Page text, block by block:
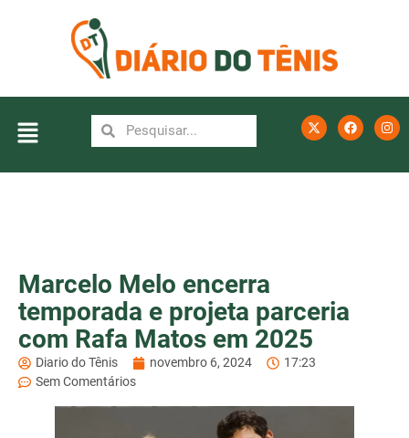
Marcelo Melo encerra
temporada e projeta parceria
com Rafa Matos em 2025
Diario do Tênis novembro 6, 2024
17:23
Sem Comentários